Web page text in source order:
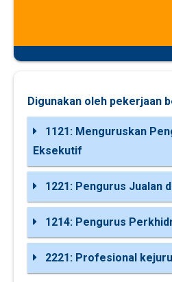
Digunakan oleh pekerjaan
1121: Menguruskan
Eksekutif
1221: Pengurus Jualan
1214: Pengurus
2221: Profesional